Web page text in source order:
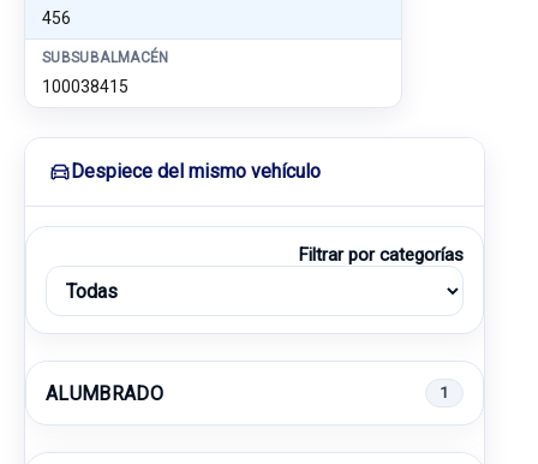
456
SUBSUBALMACÉN
100038415
Despiece del mismo vehículo
Filtrar por categorías
ALUMBRADO 1